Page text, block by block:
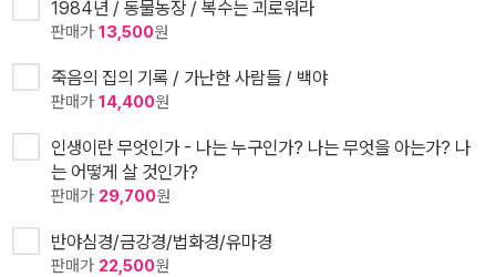
1984년 / 동물농장 / 복수는 괴로워라
판매가 13,500원
죽음의 집의 기록 / 가난한 사람들 / 백야
판매가 14,400원
인생이란 무엇인가 - 나는 누구인가? 나는 무엇을 아는가? 나
는 어떻게 살 것인가?
판매가 29,700원
반야심경/금강경/법화경/유마경
판매가 22,500원